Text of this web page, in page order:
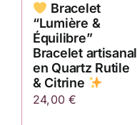
Bracelet
“Lumière &
Équilibre”
Bracelet artisanal
en Quartz Rutile
& Citrine
24,00€